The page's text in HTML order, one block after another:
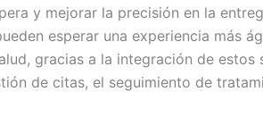
y mejorar la precisión en la
esperar una experiencia más
gracias a la integración de
de citas, el seguimiento de